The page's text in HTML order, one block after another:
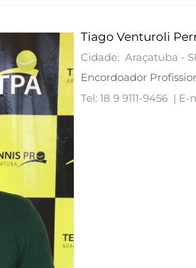
Tiago Venturoli
Cidade: Araçatuba -
Encordoador
Tel: 18 9 9111-9456 | E-